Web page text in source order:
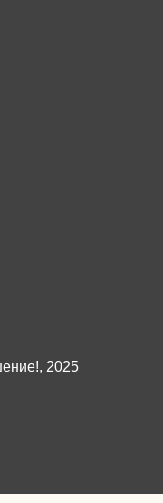
, 2025